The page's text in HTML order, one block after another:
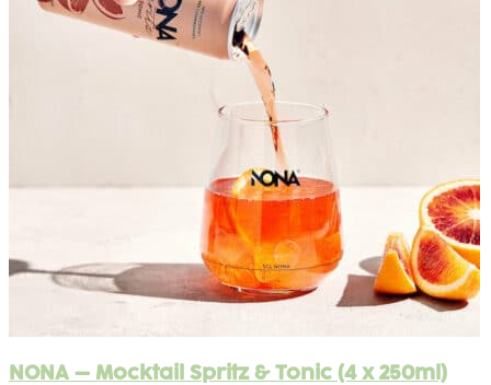
NONA – Mocktail Spritz & Tonic (4 x 250ml)